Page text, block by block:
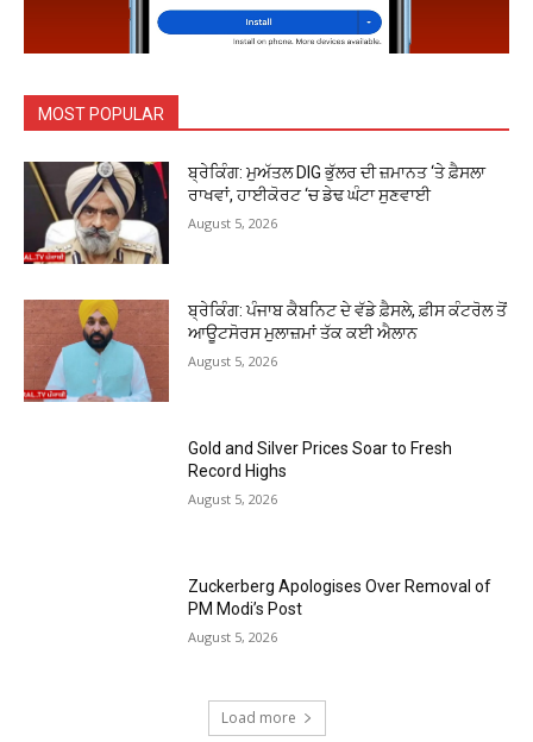
MOST POPULAR
ਬ੍ਰੇਕਿੰਗ: ਮੁਅੱਤਲ DIG ਭੁੱਲਰ ਦੀ ਜ਼ਮਾਨਤ ‘ਤੇ ਫ਼ੈਸਲਾ
ਰਾਖਵਾਂ, ਹਾਈਕੋਰਟ ‘ਚ ਡੇਢ ਘੰਟਾ ਸੁਣਵਾਈ
August 5, 2026
ਬ੍ਰੇਕਿੰਗ: ਪੰਜਾਬ ਕੈਬਨਿਟ ਦੇ ਵੱਡੇ ਫ਼ੈਸਲੇ, ਫ਼ੀਸ ਕੰਟਰੋਲ ਤੋਂ
ਆਊਟਸੋਰਸ ਮੁਲਾਜ਼ਮਾਂ ਤੱਕ ਕਈ ਐਲਾਨ
August 5, 2026
Gold and Silver Prices Soar to Fresh
Record Highs
August 5, 2026
Zuckerberg Apologises Over Removal of
PM Modi’s Post
August 5, 2026
Load more